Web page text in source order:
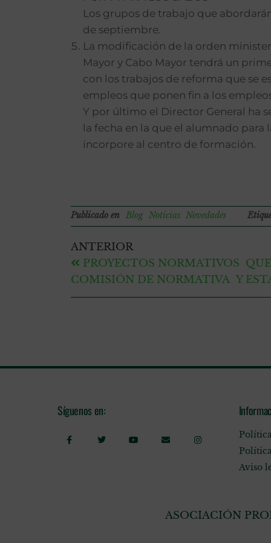
Los grupos de trabajo que
de septiembre.
La modificación de la orden
Mayor y Cabo Mayor tendrá un
con los trabajos de reforma que se
empleos que ponen fin a los
Y por último el Director General ha
la fecha en la que el alumnado para
incorpore al centro de formación.
Publicado en Blog Noticias Novedades
ANTERIOR
PROYECTOS NORMATIVOS
COMISIÓN DE NORMATIVA Y
Síguenos en:
Aviso
ASOCIACIÓN